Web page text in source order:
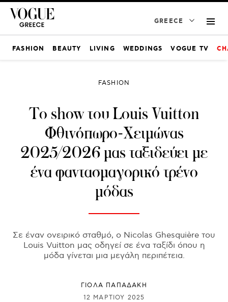
GREECE
FASHION BEAUTY LIVING WEDDINGS VOGUE TV
FASHION
To show του Louis Vuitton
Φθινόπωρο-Χειμώνας
2025/2026 μας ταξιδεύει με
ένα φαντασμαγορικό τρένο
μόδας
Σε έναν ονειρικό σταθμό, ο Nicolas Ghesquière του
Louis Vuitton μας οδηγεί σε ένα ταξίδι όπου η
μόδα γίνεται μια μεγάλη περιπέτεια.
ΓΙΌΛΑ ΠΑΠΑΔΆΚΗ
12 ΜΑΡΤΊΟΥ 2025